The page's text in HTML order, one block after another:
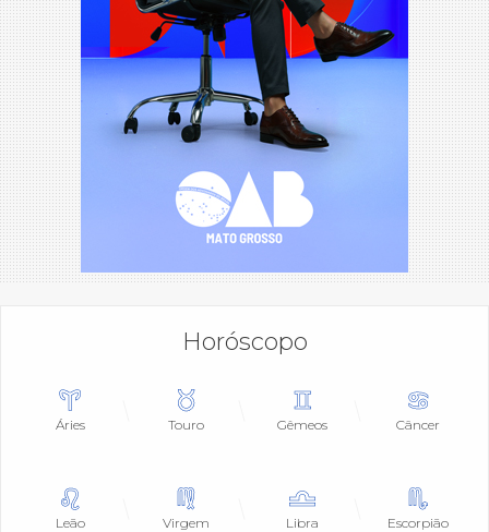
Horóscopo
Áries Touro Gêmeos Câncer
Leão Virgem Libra Escorpião